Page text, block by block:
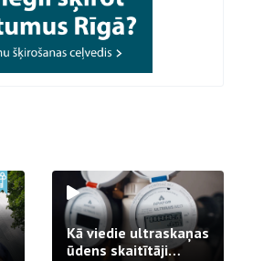
Kā viedie ultraskaņas
ūdens skaitītāji